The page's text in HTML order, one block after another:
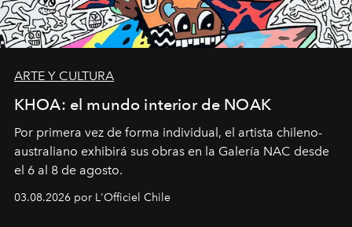
ARTE Y CULTURA
KHOA: el mundo interior de NOAK
Por primera vez de forma individual, el artista chileno-
australiano exhibirá sus obras en la Galería NAC desde
el 6 al 8 de agosto.
03.08.2026 por L'Officiel Chile